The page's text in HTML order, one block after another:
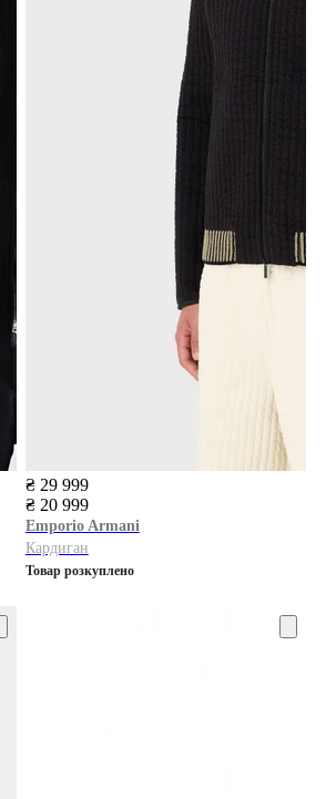
₴ 29 999
₴ 20 999
Emporio Armani
Кардиган
Товар розкуплено